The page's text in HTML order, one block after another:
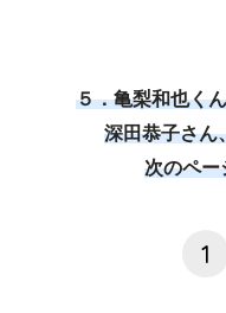
５．亀梨和也く
深田恭子さん
次のペー
1